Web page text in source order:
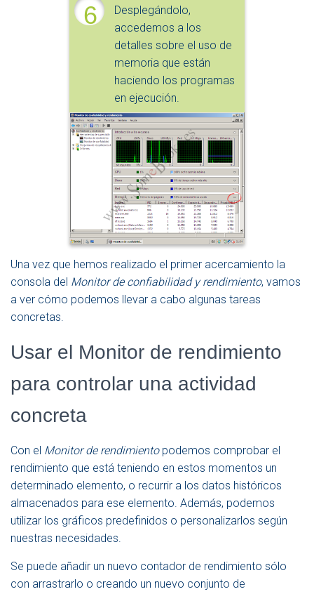
6
Desplegándolo,
accedemos a los
detalles sobre el uso de
memoria que están
haciendo los programas
en ejecución.
Una vez que hemos realizado el primer acercamiento la
consola del Monitor de confiabilidad y rendimiento, vamos
a ver cómo podemos llevar a cabo algunas tareas
concretas.
Usar el Monitor de rendimiento
para controlar una actividad
concreta
Con el Monitor de rendimientopodemos comprobar el
rendimiento que está teniendo en estos momentos un
determinado elemento, o recurrir a los datos históricos
almacenados para ese elemento. Además, podemos
utilizar los gráficos predefinidos o personalizarlos según
nuestras necesidades.
Se puede añadir un nuevo contador de rendimiento sólo
con arrastrarlo o creando un nuevo conjunto de